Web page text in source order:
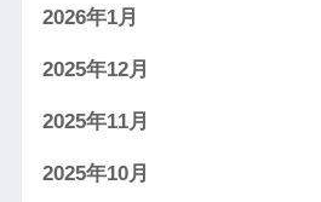
2026年1月
2025年12月
2025年11月
2025年10月